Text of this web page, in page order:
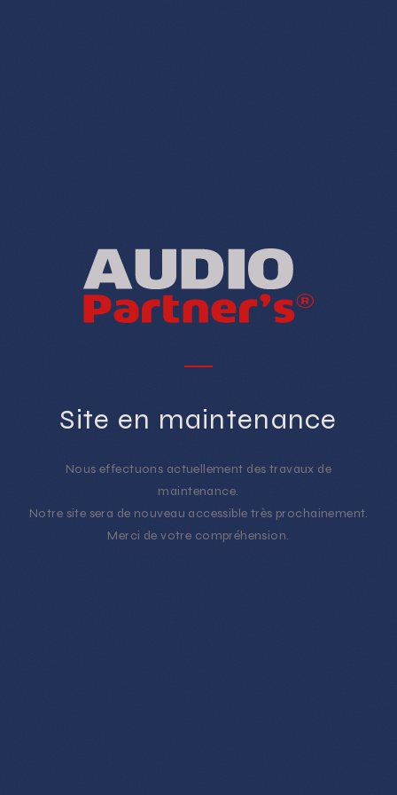
Site en maintenance
Nous effectuons actuellement des travaux de
maintenance.
Notre site sera de nouveau accessible très prochainement.
Merci de votre compréhension.